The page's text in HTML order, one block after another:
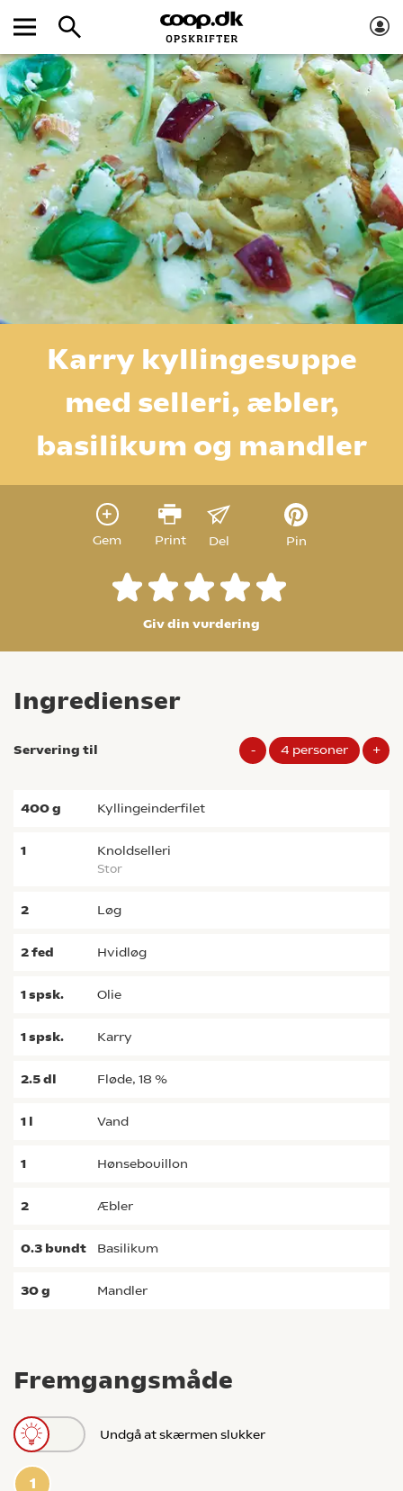
Karry kyllingesuppe
med selleri, æbler,
basilikum og mandler
Gem Print Del Pin
Giv din vurdering
Fremgangsmåde
Undgå at skærmen slukker
Ingredienser
Servering til - 4 personer +
400g kyllingeinderfilet
1 knoldselleri
stor
2 løg
2fed hvidløg
1spsk. olie
1spsk. karry
2.5dl fløde, 18 %
1 l vand
1 hønsebouillon
2 æbler
0.3 bundt basilikum
30g mandler